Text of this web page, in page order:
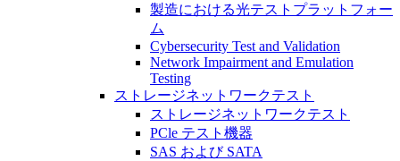
製造における光テストプラットフォー
ム
Cybersecurity Test and Validation
Network Impairment and Emulation
Testing
ストレージネットワークテスト
ストレージネットワークテスト
PCle テスト機器
SAS および SATA